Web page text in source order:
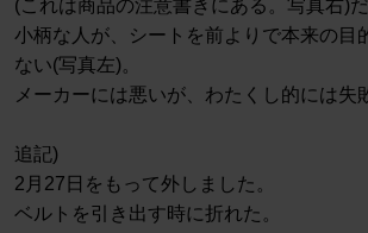
(これは商品の注意書きにある。写真右)だ
小柄な人が、シートを前よりで本来の目
ない(写真左)。
メーカーには悪いが、わたくし的には失
追記)
2月27日をもって外しました。
ベルトを引き出す時に折れた。